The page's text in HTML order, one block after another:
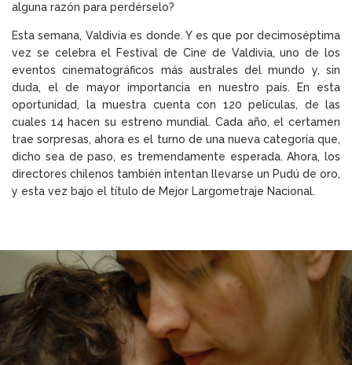
alguna razón para perdérselo?
Esta semana, Valdivia es donde. Y es que por decimoséptima
vez se celebra el Festival de Cine de Valdivia, uno de los
eventos cinematográficos más australes del mundo y, sin
duda, el de mayor importancia en nuestro país. En esta
oportunidad, la muestra cuenta con 120 películas, de las
cuales 14 hacen su estreno mundial. Cada año, el certamen
trae sorpresas, ahora es el turno de una nueva categoría que,
dicho sea de paso, es tremendamente esperada. Ahora, los
directores chilenos también intentan llevarse un Pudú de oro,
y esta vez bajo el título de Mejor Largometraje Nacional.